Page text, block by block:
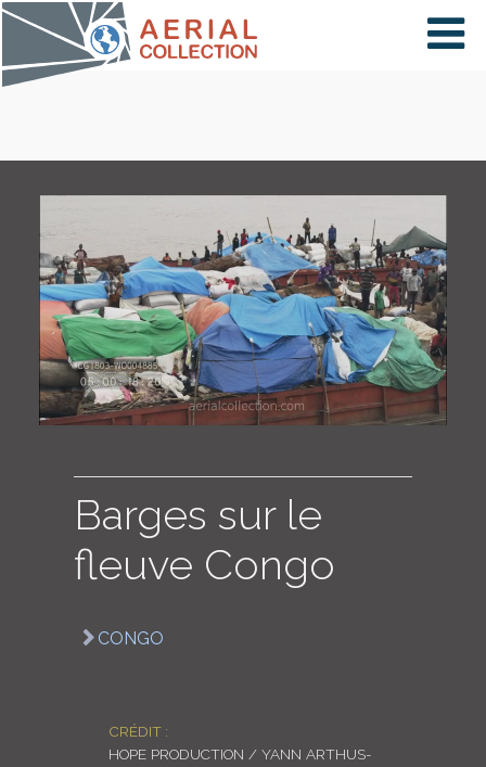
×
PAYS
CARTE
COLLECTIONS
ENGLISH
Barges sur le
fleuve Congo
CONGO
CRÉDIT :
HOPE PRODUCTION / YANN ARTHUS-